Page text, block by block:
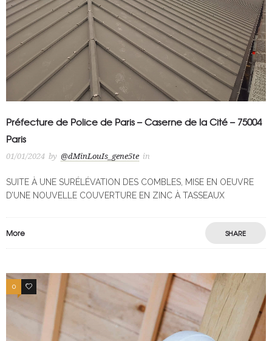
Préfecture de Police de Paris – Caserne de la Cité – 75004
Paris
01/01/2024 by @dMinLouIs_gene5te in
SUITE À UNE SURÉLÉVATION DES COMBLES, MISE EN OEUVRE
D’UNE NOUVELLE COUVERTURE EN ZINC À TASSEAUX
More SHARE
0 0